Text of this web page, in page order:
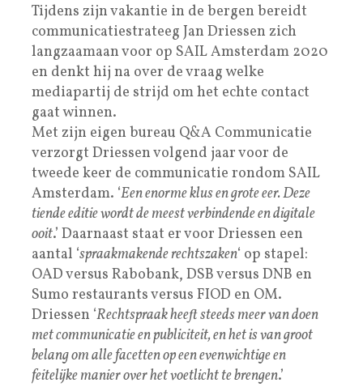
Tijdens zijn vakantie in de bergen bereidt
communicatiestrateeg Jan Driessen zich
langzaamaan voor op SAIL Amsterdam 2020
en denkt hij na over de vraag welke
mediapartij de strijd om het echte contact
gaat winnen.
Met zijn eigen bureau Q&A Communicatie
verzorgt Driessen volgend jaar voor de
tweede keer de communicatie rondom SAIL
Amsterdam. ‘Een enorme klus en grote eer. Deze
tiende editie wordt de meest verbindende en digitale
ooit.’ Daarnaast staat er voor Driessen een
aantal ‘spraakmakende rechtszaken‘ op stapel:
OAD versus Rabobank, DSB versus DNB en
Sumo restaurants versus FIOD en OM.
Driessen ‘Rechtspraak heeft steeds meer van doen
met communicatie en publiciteit, en het is van groot
belang om alle facetten op een evenwichtige en
feitelijke manier over het voetlicht te brengen.’